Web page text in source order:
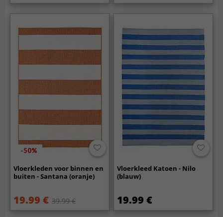
-50%
Vloerkleden voor binnen en
buiten - Santana (oranje)
19.99 € 39.99 €
Vloerkleed Katoen - Nilo
(blauw)
19.99 €